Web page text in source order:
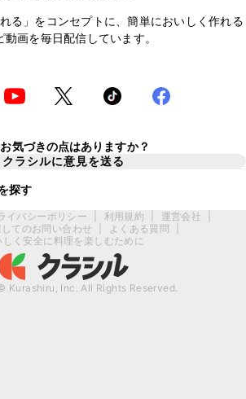
る」をコンセプトに、簡単においしく作れる
動画を毎日配信しています。
気づきの点はありますか？
クラシルに意見を送る
探す
イバシーポリシー 利用規約 運営会社
てのお問い合わせ
よくある質問
しく安全に料理を楽しむために
Kurashiru, Inc. All Rights Reserved.